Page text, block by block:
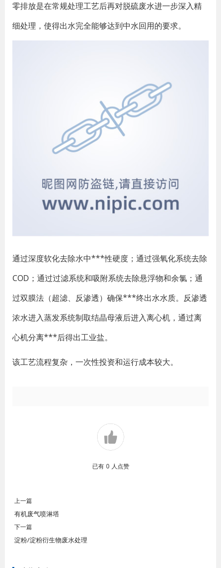
零排放是在常规处理工艺后再对脱硫废水进一步深入精
细处理，使得出水完全能够达到中水回用的要求。
通过深度软化去除水中***性硬度；通过强氧化系统去除
COD；通过过滤系统和吸附系统去除悬浮物和余氯；通
过双膜法（超滤、反渗透）确保***终出水水质。反渗透
浓水进入蒸发系统制取结晶母液后进入离心机，通过离
心机分离***后得出工业盐。
该工艺流程复杂，一次性投资和运行成本较大。
已有 0 人点赞
上一篇
有机废气喷淋塔
下一篇
淀粉/淀粉衍生物废水处理